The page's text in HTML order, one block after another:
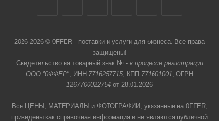
2026-2026 © 0FFER - поставки и услуги для бизнеса. Все права
защищены!
Свидетельство на товарный знак № - в процессе регистрации
ООО "0ФФЕР", ИНН 7716257715, КПП 771601001, ОГРН
1267700022754 от 28.01.2026
Все ЦЕНЫ, МАТЕРИАЛЫ и ФОТОГРАФИИ, указанные на 0FFER,
приведены как справочная информация и не являются публичной